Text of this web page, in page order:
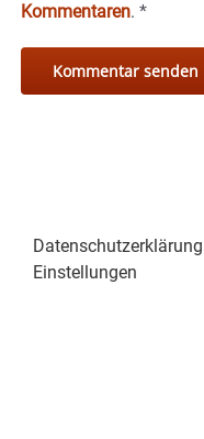
Kommentaren. *
Datenschutzerklärung
Einstellungen